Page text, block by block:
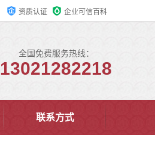
资质认证 企业可信百科
全国免费服务热线：
13021282218
联系方式